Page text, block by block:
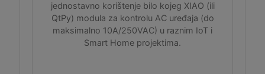
jednostavno korištenje bilo kojeg XIAO (ili
QtPy) modula za kontrolu AC uređaja (do
maksimalno 10A/250VAC) u raznim IoT i
Smart Home projektima.